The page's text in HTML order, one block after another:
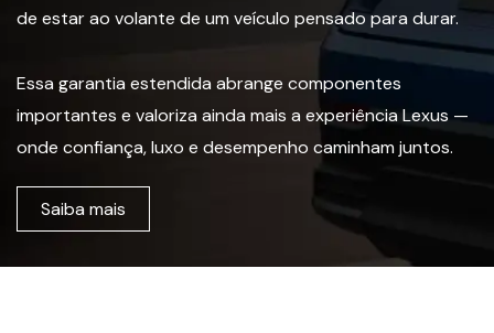
de estar ao volante de um veículo pensado para durar.
Essa garantia estendida abrange componentes
importantes e valoriza ainda mais a experiência Lexus —
onde confiança, luxo e desempenho caminham juntos.
Saiba mais